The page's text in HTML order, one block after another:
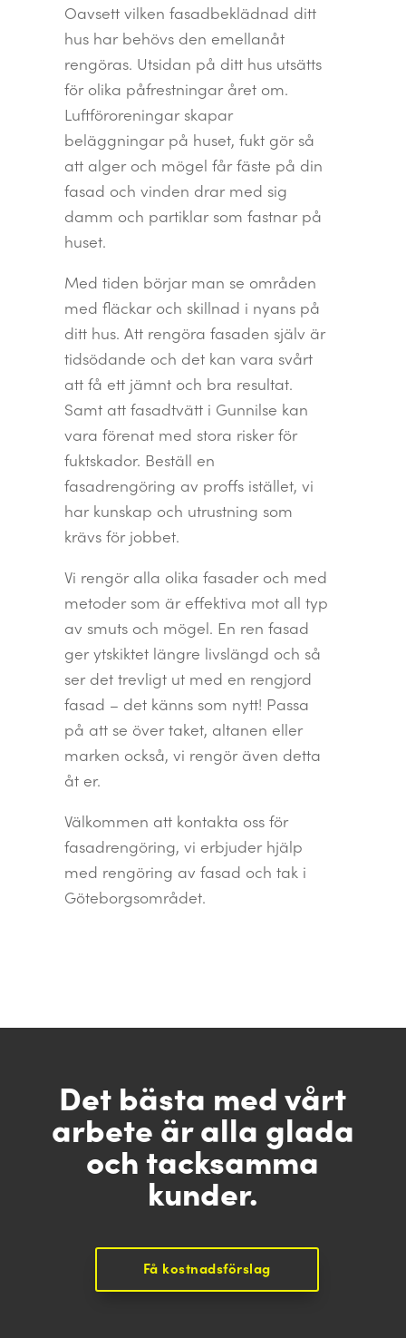
Oavsett vilken fasadbeklädnad ditt
hus har behövs den emellanåt
rengöras. Utsidan på ditt hus utsätts
för olika påfrestningar året om.
Luftföroreningar skapar
beläggningar på huset, fukt gör så
att alger och mögel får fäste på din
fasad och vinden drar med sig
damm och partiklar som fastnar på
huset.
Med tiden börjar man se områden
med fläckar och skillnad i nyans på
ditt hus. Att rengöra fasaden själv är
tidsödande och det kan vara svårt
att få ett jämnt och bra resultat.
Samt att fasadtvätt i Gunnilse kan
vara förenat med stora risker för
fuktskador. Beställ en
fasadrengöring av proffs istället, vi
har kunskap och utrustning som
krävs för jobbet.
Vi rengör alla olika fasader och med
metoder som är effektiva mot all typ
av smuts och mögel. En ren fasad
ger ytskiktet längre livslängd och så
ser det trevligt ut med en rengjord
fasad – det känns som nytt! Passa
på att se över taket, altanen eller
marken också, vi rengör även detta
åt er.
Välkommen att kontakta oss för
fasadrengöring, vi erbjuder hjälp
med rengöring av fasad och tak i
Göteborgsområdet.
Det bästa med vårt
arbete är alla glada
och tacksamma
kunder.
Få kostnadsförslag